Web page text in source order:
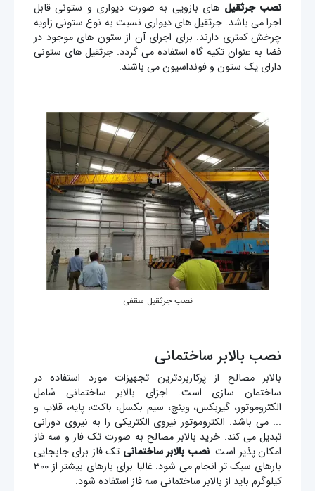
نصب جرثقیل های بازویی به صورت دیواری و ستونی قابل
اجرا می باشد. جرثقیل های دیواری نسبت به نوع ستونی زاویه
چرخش کمتری دارند. برای اجرای آن از ستون های موجود در
فضا به عنوان تکیه گاه استفاده می گردد. جرثقیل های ستونی
دارای یک ستون و فونداسیون می باشند.
نصب جرثقیل سقفی
نصب بالابر ساختمانی
بالابر مصالح از پرکاربردترین تجهیزات مورد استفاده در
ساختمان سازی است. اجزای بالابر ساختمانی شامل
الکتروموتور، گیربکس، وینچ، سیم بکسل، باکت، پایه، قلاب و
... می باشد. الکتروموتور نیروی الکتریکی را به نیروی دورانی
تبدیل می کند. خرید بالابر مصالح به صورت تک فاز و سه فاز
امکان پذیر است.نصب بالابر ساختمانی تک فاز برای جابجایی
بارهای سبک تر انجام می شود. غالبا برای بارهای بیشتر از ۳۰۰
کیلوگرم باید از بالابر ساختمانی سه فاز استفاده شود.